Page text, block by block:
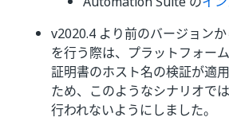
v2020.4 より前のバージョン
を行う際は、プラットフォー
証明書のホスト名の検証が適
ため、このようなシナリオで
行われないようにしました。